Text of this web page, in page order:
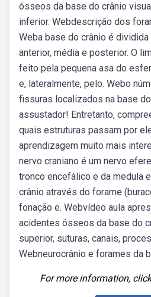
ósseos da base do crânio
inferior. Webdescrição dos
Weba base do crânio é
anterior, média e posterior. O
feito pela pequena asa do
e, lateralmente, pelo. Webo
fissuras localizados na base
assustador! Entretanto,
quais estruturas passam por
aprendizagem muito mais
nervo craniano é um nervo
tronco encefálico e da medula
crânio através do forame
fonação e. Webvídeo aula
acidentes ósseos da base do
superior, suturas, canais,
Webneurocrânio e forames da
For more information,